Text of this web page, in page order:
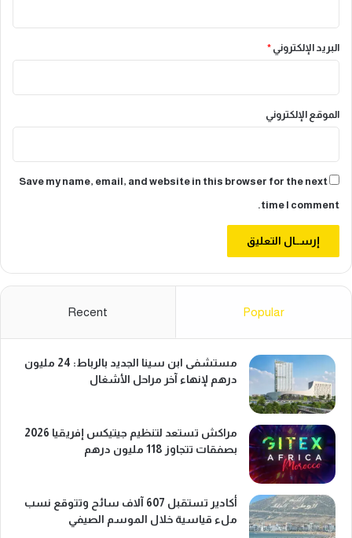
البريد الإلكتروني *
الموقع الإلكتروني
Save my name, email, and website in this browser for the next
time I comment.
Popular
Recent
مستشفى ابن سينا الجديد بالرباط: 24 مليون
درهم لإنهاء آخر مراحل الأشغال
مراكش تستعد لتنظيم جيتيكس إفريقيا 2026
بصفقات تتجاوز 118 مليون درهم
أكادير تستقبل 607 آلاف سائح وتتوقع نسب
ملء قياسية خلال الموسم الصيفي